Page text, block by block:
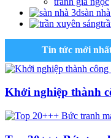
sàn
Tin tức mới
Khởi nghiệp thành